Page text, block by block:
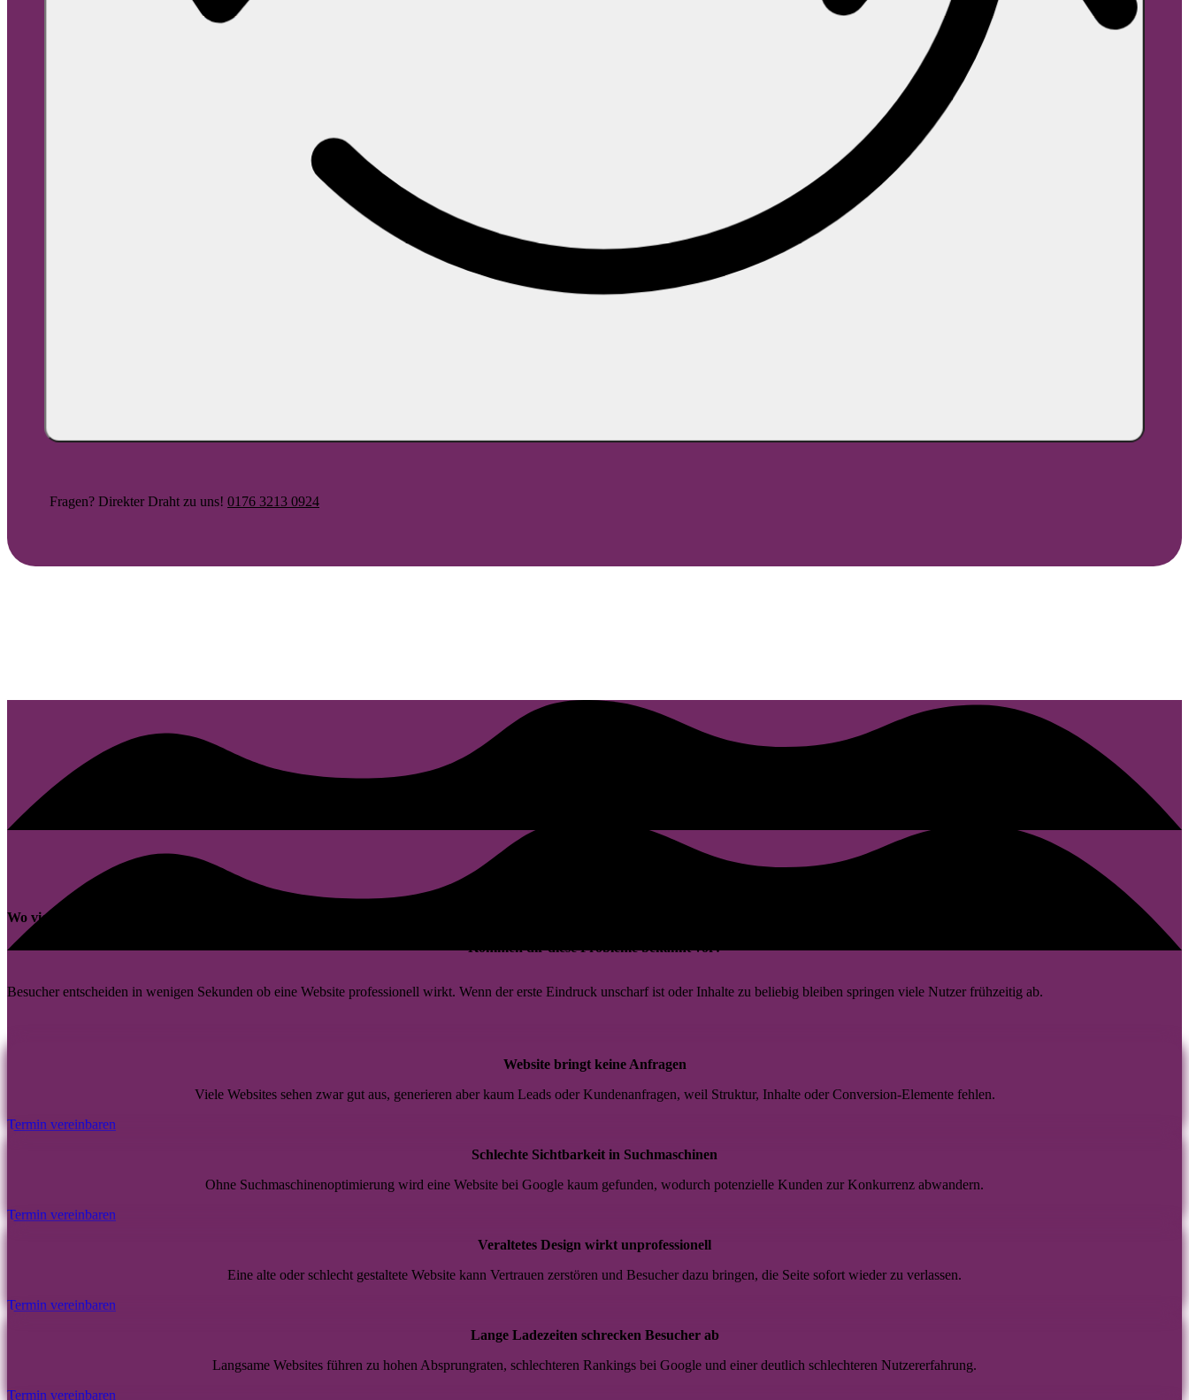
Fragen? Direkter Draht zu uns! 0176 3213 0924
Wo viele Webauftritte in Amberg Potenzial verlieren
Kommen dir diese Probleme bekannt vor?
Besucher entscheiden in wenigen Sekunden ob eine Website professionell wirkt. Wenn der erste Eindruck unscharf ist oder Inhalte zu beliebig bleiben springen viele Nutzer frühzeitig ab.
Website bringt keine Anfragen
Viele Websites sehen zwar gut aus, generieren aber kaum Leads oder Kundenanfragen, weil Struktur, Inhalte oder Conversion-Elemente fehlen.
Termin vereinbaren
Schlechte Sichtbarkeit in Suchmaschinen
Ohne Suchmaschinenoptimierung wird eine Website bei Google kaum gefunden, wodurch potenzielle Kunden zur Konkurrenz abwandern.
Termin vereinbaren
Veraltetes Design wirkt unprofessionell
Eine alte oder schlecht gestaltete Website kann Vertrauen zerstören und Besucher dazu bringen, die Seite sofort wieder zu verlassen.
Termin vereinbaren
Lange Ladezeiten schrecken Besucher ab
Langsame Websites führen zu hohen Absprungraten, schlechteren Rankings bei Google und einer deutlich schlechteren Nutzererfahrung.
Termin vereinbaren